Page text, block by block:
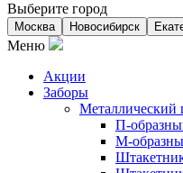
Выберите город
Москва Новосибирск
Меню
Акции
Заборы
Металлический
П-
М-